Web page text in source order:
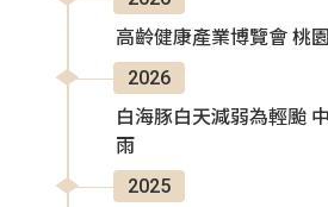
高齡健康產業博覽會 桃
2026
白海豚白天減弱為輕颱
雨
2025